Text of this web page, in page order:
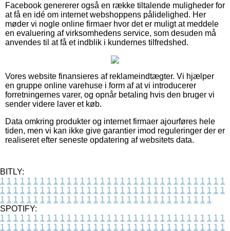
Facebook genererer også en række tiltalende muligheder for
at få en idé om internet webshoppens pålidelighed. Her
møder vi nogle online firmaer hvor det er muligt at meddele
en evaluering af virksomhedens service, som desuden må
anvendes til at få et indblik i kundernes tilfredshed.
Vores website finansieres af reklameindtægter. Vi hjælper
en gruppe online varehuse i form af at vi introducerer
forretningernes varer, og opnår betaling hvis den bruger vi
sender videre laver et køb.
Data omkring produkter og internet firmaer ajourføres hele
tiden, men vi kan ikke give garantier imod reguleringer der er
realiseret efter seneste opdatering af websitets data.
BITLY:
1 1 1 1 1 1 1 1 1 1 1 1 1 1 1 1 1 1 1 1 1 1 1 1 1 1 1 1 1 1 1 1 1 1
1 1 1 1 1 1 1 1 1 1 1 1 1 1 1 1 1 1 1 1 1 1 1 1 1 1 1 1 1 1 1 1 1 1
1 1 1 1 1 1 1 1 1 1 1 1 1 1 1 1 1 1 1 1 1 1 1 1 1 1 1 1 1 1 1 1
SPOTIFY:
1 1 1 1 1 1 1 1 1 1 1 1 1 1 1 1 1 1 1 1 1 1 1 1 1 1 1 1 1 1 1 1 1 1
1 1 1 1 1 1 1 1 1 1 1 1 1 1 1 1 1 1 1 1 1 1 1 1 1 1 1 1 1 1 1 1 1 1